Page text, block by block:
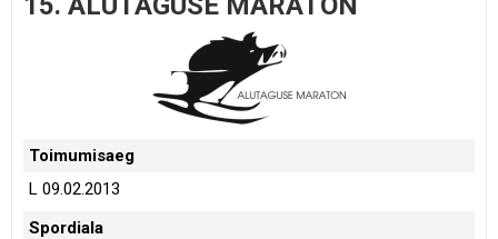
Toimumisaeg
L 09.02.2013
Spordiala